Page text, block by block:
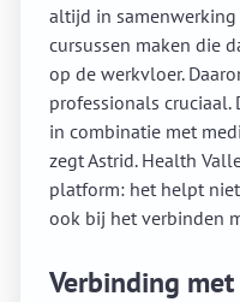
altijd in
cursussen maken die
op de werkvloer.
professionals cruciaal.
in combinatie met
zegt Astrid. Health
platform: het helpt
ook bij het verbinden
Verbinding